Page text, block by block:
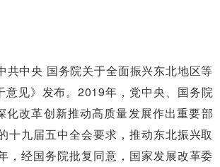
共中央 国务院关于全面振兴东北地区等
意见》发布。2019年，党中央、国务院
化改革创新推动高质量发展作出重要部
十九届五中全会要求，推动东北振兴取
，经国务院批复同意，国家发展改革委